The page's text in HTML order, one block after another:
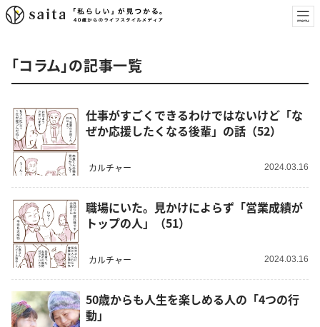
「コラム」の記事一覧
仕事がすごくできるわけではないけど「な
ぜか応援したくなる後輩」の話（52）
カルチャー 2024.03.16
職場にいた。見かけによらず「営業成績が
トップの人」（51）
カルチャー 2024.03.16
50歳からも人生を楽しめる人の「4つの行
動」